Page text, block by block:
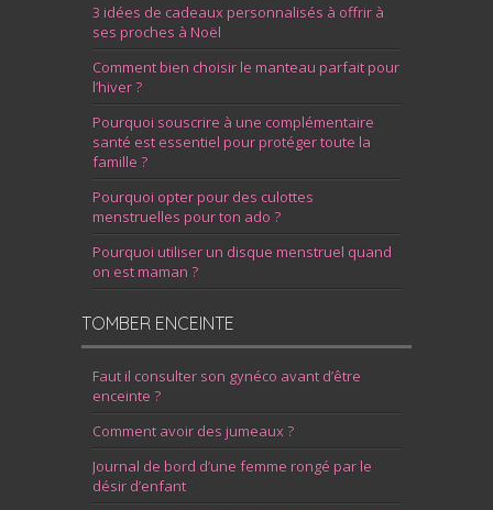
3 idées de cadeaux personnalisés à offrir à
ses proches à Noël
Comment bien choisir le manteau parfait pour
l’hiver ?
Pourquoi souscrire à une complémentaire
santé est essentiel pour protéger toute la
famille ?
Pourquoi opter pour des culottes
menstruelles pour ton ado ?
Pourquoi utiliser un disque menstruel quand
on est maman ?
TOMBER ENCEINTE
Faut il consulter son gynéco avant d’être
enceinte ?
Comment avoir des jumeaux ?
Journal de bord d’une femme rongé par le
désir d’enfant